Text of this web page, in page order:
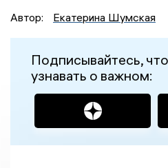
Автор:
Екатерина Шумская
Подписывайтесь,
узнавать о важном: